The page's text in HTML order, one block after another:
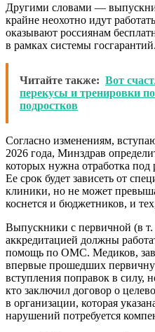
Другими словами —
крайне неохотно идут
оказывают россиянам
в рамках системы госгарантий.
Читайте также: Вот
перекусы и тренировки
подростков
Согласно изменениям,
2026 года, Минздрав
которых нужна отработка под
Ее срок будет зависеть от
клиники, но не может
коснется и бюджетников, и
Выпускники с первичной (в
аккредитацией должны
помощь по ОМС. Медиков,
впервые прошедших
вступления поправок в силу,
кто заключил договор о
в организации, которая
нарушений потребуется